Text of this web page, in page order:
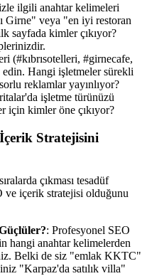
ilgili anahtar kelimeleri
Girne" veya "en iyi restoran
sayfada kimler çıkıyor?
(#kıbrısotelleri, #girnecafe,
Hangi işletmeler sürekli
reklamlar yayınlıyor?
işletme türünüzü
için kimler öne çıkıyor?
Stratejisini
çıkması tesadüf
ve içerik stratejisi olduğunu
: Profesyonel SEO
hangi anahtar kelimelerden
Belki de siz "emlak KKTC"
"Karpaz'da satılık villa"